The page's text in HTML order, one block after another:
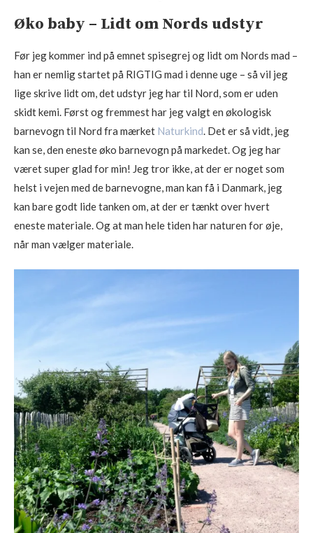
Øko baby – Lidt om Nords udstyr
Før jeg kommer ind på emnet spisegrej og lidt om Nords mad –
han er nemlig startet på RIGTIG mad i denne uge – så vil jeg
lige skrive lidt om, det udstyr jeg har til Nord, som er uden
skidt kemi. Først og fremmest har jeg valgt en økologisk
barnevogn til Nord fra mærket Naturkind. Det er så vidt, jeg
kan se, den eneste øko barnevogn på markedet. Og jeg har
været super glad for min! Jeg tror ikke, at der er noget som
helst i vejen med de barnevogne, man kan få i Danmark, jeg
kan bare godt lide tanken om, at der er tænkt over hvert
eneste materiale. Og at man hele tiden har naturen for øje,
når man vælger materiale.